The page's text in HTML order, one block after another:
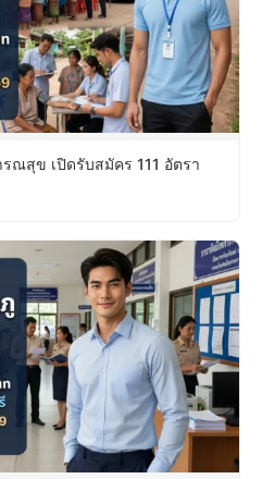
ณสุข เปิดรับสมัคร 111 อัตรา